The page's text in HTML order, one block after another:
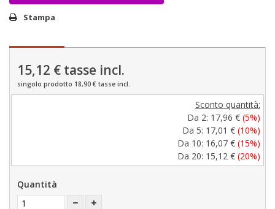
Stampa
15,12 € tasse incl.
singolo prodotto 18,90 € tasse incl.
Sconto quantità:
Da 2: 17,96 € (5%)
Da 5: 17,01 € (10%)
Da 10: 16,07 € (15%)
Da 20: 15,12 € (20%)
Quantità